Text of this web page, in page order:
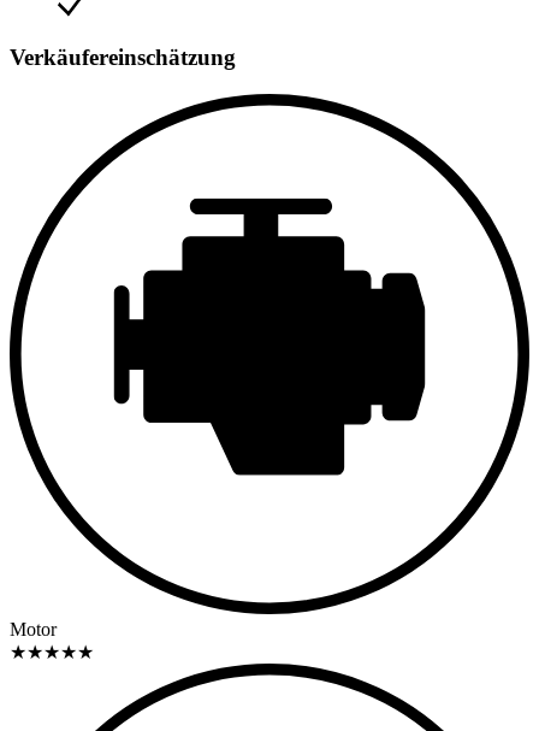
Verkäufereinschätzung
Motor
★★★★★